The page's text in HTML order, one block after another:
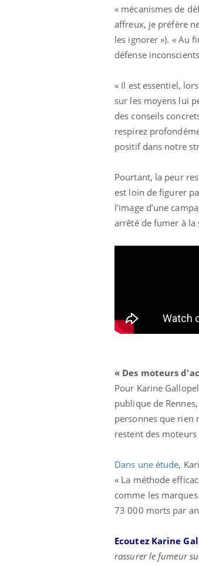
« mécanismes de
affreux, je préfère
les ignorer »). « Au
défense
« Il est essentiel,
sur les moyens lui
des conseils
respirez
positif dans notre
Pourtant, la peur
est loin de figurer
l’image d’une
arrêté de fumer à la
« Des moteurs
Pour Karine
publique de
personnes que rien
restent des
Dans une étude,
« La méthode
comme les
73 000 morts par
Ecoutez Karine
rassurer le fumeur